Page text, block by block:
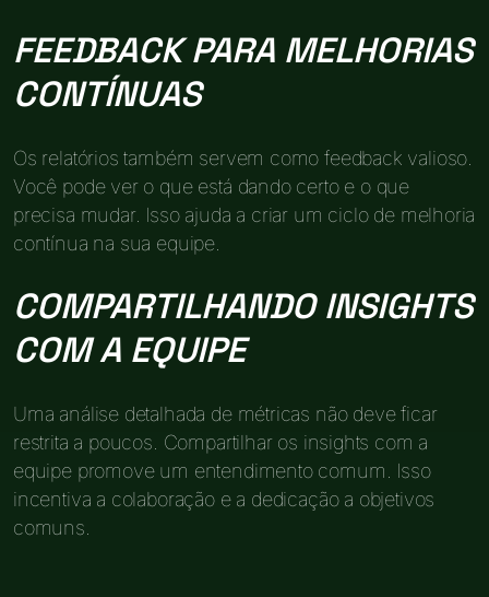
FEEDBACK PARA MELHORIAS
CONTÍNUAS
Os relatórios também servem como feedback valioso.
Você pode ver o que está dando certo e o que
precisa mudar. Isso ajuda a criar um ciclo de melhoria
contínua na sua equipe.
COMPARTILHANDO INSIGHTS
COM A EQUIPE
Uma análise detalhada de métricas não deve ficar
restrita a poucos. Compartilhar os insights com a
equipe promove um entendimento comum. Isso
incentiva a colaboração e a dedicação a objetivos
comuns.